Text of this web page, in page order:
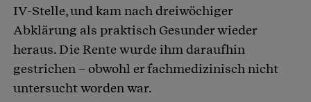
IV-Stelle, und kam nach dreiwöchiger
Abklärung als praktisch Gesunder wieder
heraus. Die Rente wurde ihm daraufhin
gestrichen – obwohl er fachmedizinisch nicht
untersucht worden war.